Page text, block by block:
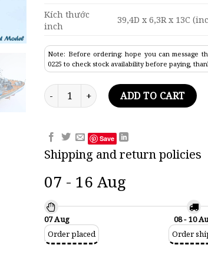
Kích thước
inch
39,4D x 6,3R x 13C
Note: Before ordering: hope you can message
0225 to check stock availability before paying,
Hms Rodney Battleship Model 39.4"
ADD TO CART
Save
Shipping and return policies
07 - 16 Aug
07 Aug
Order placed
08 - 10
Order